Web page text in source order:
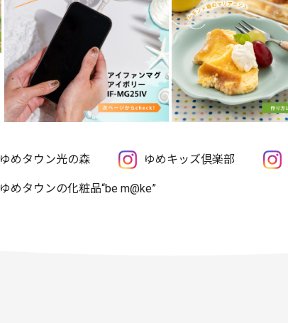
ゆめタウン光の森 ゆめキッズ倶楽部
ゆめタウンの化粧品“be m@ke”